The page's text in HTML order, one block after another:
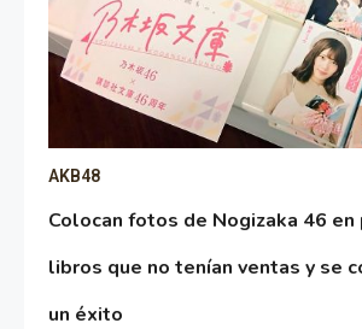
AKB48
Colocan fotos de Nogizaka 46
libros que no tenían ventas y se
un éxito